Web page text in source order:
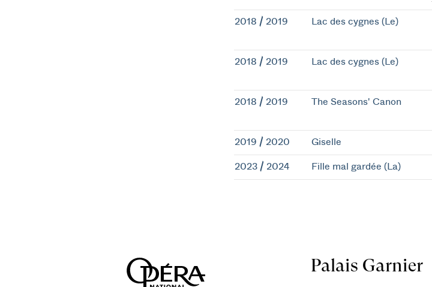
2018 / 2019 Lac des cygnes (Le)
2018 / 2019 Lac des cygnes (Le)
2018 / 2019 The Seasons' Canon
2019 / 2020 Giselle
2023 / 2024 Fille mal gardée (La)
Palais Garnier